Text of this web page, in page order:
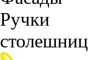
Ручки